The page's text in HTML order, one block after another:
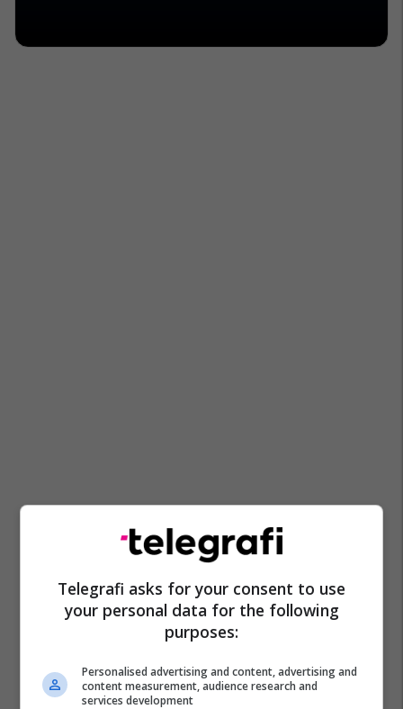
Telegrafi asks for your consent to use
your personal data for the following
purposes:
Personalised advertising and content, advertising and
content measurement, audience research and
services development